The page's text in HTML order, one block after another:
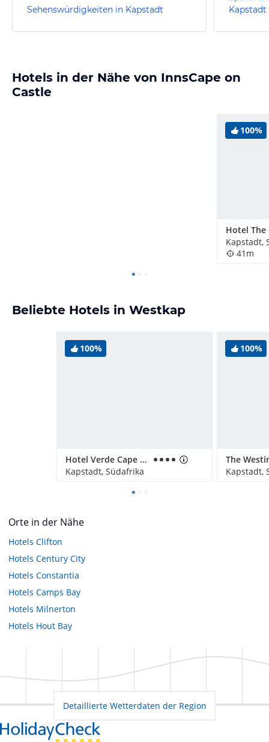
Sehenswürdigkeiten in Kapstadt
Kapstadt
Hotels in der Nähe von InnsCape on
Castle
100%
Kapstadt,
41m
Beliebte Hotels in Westkap
100%
Hotel Verde Cape Town Airport
Kapstadt, Südafrika
100%
Kapstadt,
Orte in der Nähe
Hotels Clifton
Hotels Century City
Hotels Constantia
Hotels Camps Bay
Hotels Milnerton
Hotels Hout Bay
Detaillierte Wetterdaten der Region